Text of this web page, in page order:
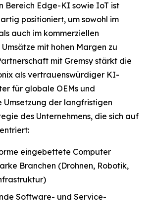
Bereich Edge-KI sowie IoT ist
positioniert, um sowohl im
auch im kommerziellen
mit hohen Margen zu
mit Gremsy stärkt die
als vertrauenswürdiger KI-
für globale OEMs und
Umsetzung der langfristigen
des Unternehmens, die sich auf
eingebettete Computer
Branchen (Drohnen, Robotik,
Software- und Service-